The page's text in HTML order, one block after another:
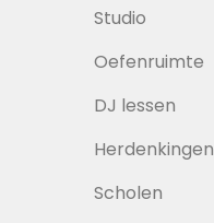
Studio
Oefenruimte
DJ lessen
Herdenkingen
Scholen